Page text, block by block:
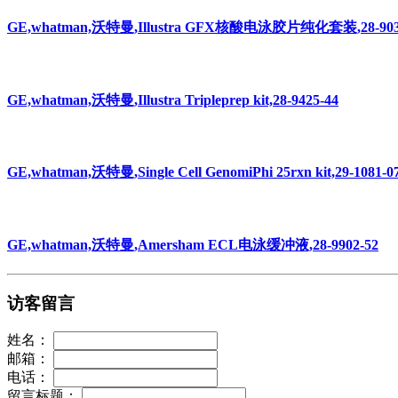
GE,whatman,沃特曼,Illustra GFX核酸电泳胶片纯化套装,28-
GE,whatman,沃特曼,Illustra Tripleprep kit,28-9425-44
GE,whatman,沃特曼,Single Cell GenomiPhi 25rxn kit,29-1081-
GE,whatman,沃特曼,Amersham ECL电泳缓冲液,28-9902-52
访客留言
姓名：
邮箱：
电话：